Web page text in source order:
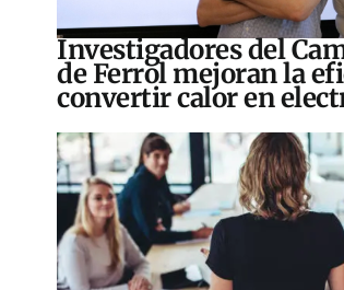
Investigadores del
de Ferrol mejoran la
convertir calor en